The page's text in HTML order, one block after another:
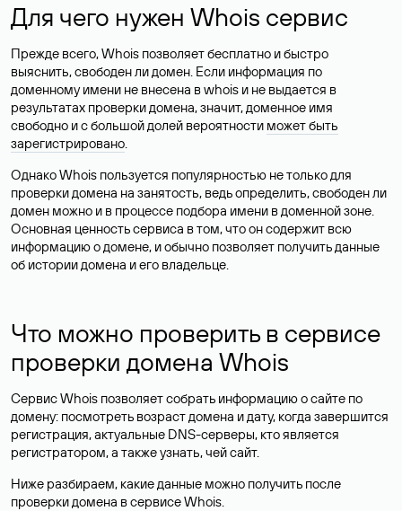
Для чего нужен Whois сервис
Прежде всего, Whois позволяет бесплатно и быстро
выяснить, свободен ли домен. Если информация по
доменному имени не внесена в whois и не выдается в
результатах проверки домена, значит, доменное имя
свободно и с большой долей вероятности может быть
зарегистрировано.
Однако Whois пользуется популярностью не только для
проверки домена на занятость, ведь определить, свободен ли
домен можно и в процессе подбора имени в доменной зоне.
Основная ценность сервиса в том, что он содержит всю
информацию о домене, и обычно позволяет получить данные
об истории домена и его владельце.
Что можно проверить в сервисе
проверки домена Whois
Сервис Whois позволяет собрать информацию о сайте по
домену: посмотреть возраст домена и дату, когда завершится
регистрация, актуальные DNS-серверы, кто является
регистратором, а также узнать, чей сайт.
Ниже разбираем, какие данные можно получить после
проверки домена в сервисе Whois.